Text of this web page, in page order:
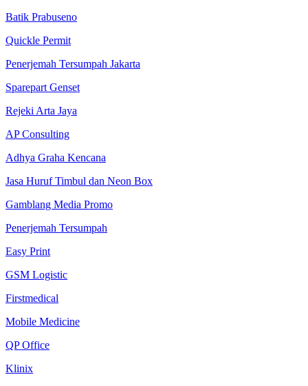
Batik Prabuseno
Quickle Permit
Penerjemah Tersumpah Jakarta
Sparepart Genset
Rejeki Arta Jaya
AP Consulting
Adhya Graha Kencana
Jasa Huruf Timbul dan Neon Box
Gamblang Media Promo
Penerjemah Tersumpah
Easy Print
GSM Logistic
Firstmedical
Mobile Medicine
QP Office
Klinix